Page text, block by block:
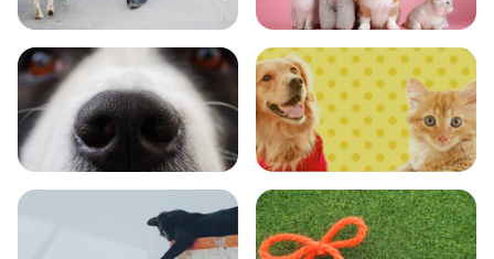
おでかけ 図鑑
エンタメ クイズ